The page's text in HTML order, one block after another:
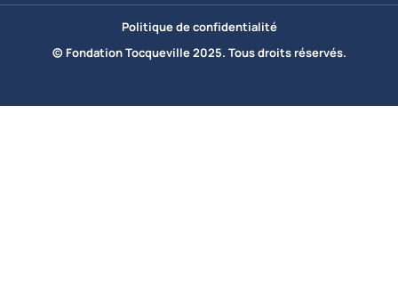
Politique de confidentialité
© Fondation Tocqueville 2025. Tous droits réservés.